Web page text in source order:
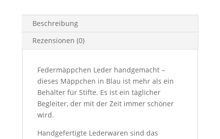
HIMMELBLAU”
Boden
Menge
Beschreibung
Rezensionen (0)
Federmäppchen Leder handgemacht –
dieses Mäppchen in Blau ist mehr als ein
Behälter für Stifte. Es ist ein täglicher
Begleiter, der mit der Zeit immer schöner
wird.
Handgefertigte Lederwaren sind das